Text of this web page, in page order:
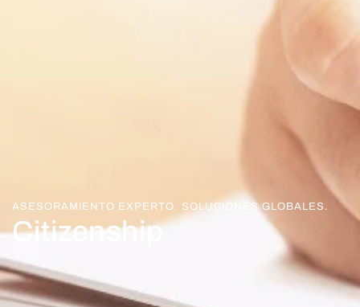
ASESORAMIENTO EXPERTO. SOLUCIONES GLOBALES.
Citizenship